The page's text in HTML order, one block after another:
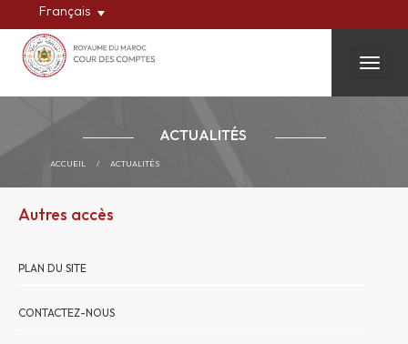
Français
ACTUALITÉS
ACCUEIL / ACTUALITÉS
Autres accès
PLAN DU SITE
CONTACTEZ-NOUS